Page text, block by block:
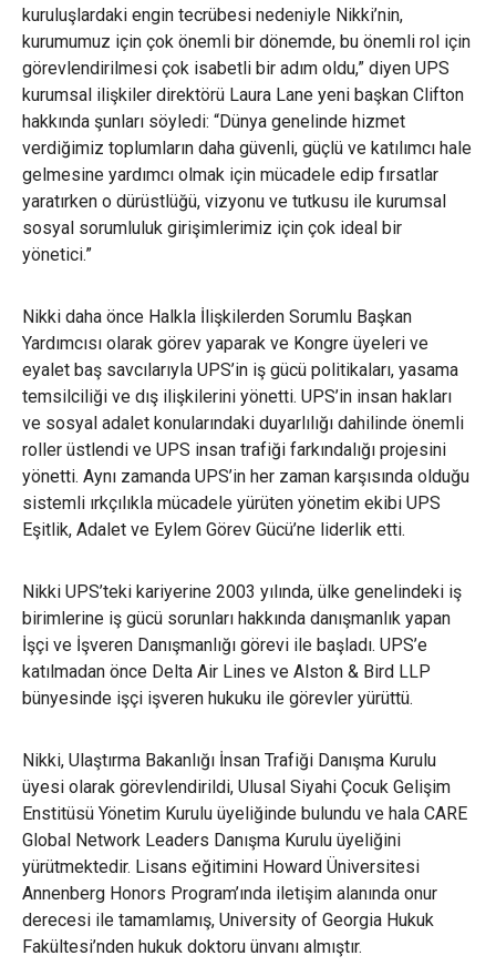
kuruluşlardaki engin tecrübesi nedeniyle Nikki’nin,
kurumumuz için çok önemli bir dönemde, bu önemli rol için
görevlendirilmesi çok isabetli bir adım oldu,” diyen UPS
kurumsal ilişkiler direktörü Laura Lane yeni başkan Clifton
hakkında şunları söyledi: “Dünya genelinde hizmet
verdiğimiz toplumların daha güvenli, güçlü ve katılımcı hale
gelmesine yardımcı olmak için mücadele edip fırsatlar
yaratırken o dürüstlüğü, vizyonu ve tutkusu ile kurumsal
sosyal sorumluluk girişimlerimiz için çok ideal bir
yönetici.”
Nikki daha önce Halkla İlişkilerden Sorumlu Başkan
Yardımcısı olarak görev yaparak ve Kongre üyeleri ve
eyalet baş savcılarıyla UPS’in iş gücü politikaları, yasama
temsilciliği ve dış ilişkilerini yönetti. UPS’in insan hakları
ve sosyal adalet konularındaki duyarlılığı dahilinde önemli
roller üstlendi ve UPS insan trafiği farkındalığı projesini
yönetti. Aynı zamanda UPS’in her zaman karşısında olduğu
sistemli ırkçılıkla mücadele yürüten yönetim ekibi UPS
Eşitlik, Adalet ve Eylem Görev Gücü’ne liderlik etti.
Nikki UPS’teki kariyerine 2003 yılında, ülke genelindeki iş
birimlerine iş gücü sorunları hakkında danışmanlık yapan
İşçi ve İşveren Danışmanlığı görevi ile başladı. UPS’e
katılmadan önce Delta Air Lines ve Alston & Bird LLP
bünyesinde işçi işveren hukuku ile görevler yürüttü.
Nikki, Ulaştırma Bakanlığı İnsan Trafiği Danışma Kurulu
üyesi olarak görevlendirildi, Ulusal Siyahi Çocuk Gelişim
Enstitüsü Yönetim Kurulu üyeliğinde bulundu ve hala CARE
Global Network Leaders Danışma Kurulu üyeliğini
yürütmektedir. Lisans eğitimini Howard Üniversitesi
Annenberg Honors Program’ında iletişim alanında onur
derecesi ile tamamlamış, University of Georgia Hukuk
Fakültesi’nden hukuk doktoru ünvanı almıştır.